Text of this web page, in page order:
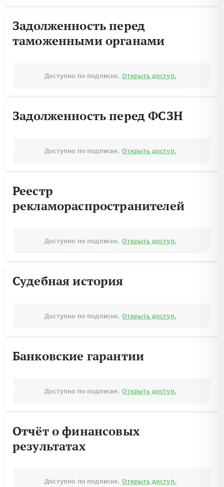
Задолженность перед
таможенными органами
Доступно по подписке. Открыть доступ.
Задолженность перед ФСЗН
Доступно по подписке. Открыть доступ.
Реестр
рекламораспространителей
Доступно по подписке. Открыть доступ.
Судебная история
Доступно по подписке. Открыть доступ.
Банковские гарантии
Доступно по подписке. Открыть доступ.
Отчёт о финансовых
результатах
Доступно по подписке. Открыть доступ.